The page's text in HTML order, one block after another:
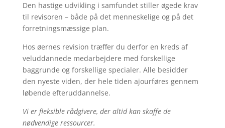
Den hastige udvikling i samfundet stiller øgede krav
til revisoren – både på det menneskelige og på det
forretningsmæssige plan.
Hos øernes revision træffer du derfor en kreds af
veluddannede medarbejdere med forskellige
baggrunde og forskellige specialer. Alle besidder
den nyeste viden, der hele tiden ajourføres gennem
løbende efteruddannelse.
Vi er fleksible rådgivere, der altid kan skaffe de
nødvendige ressourcer.